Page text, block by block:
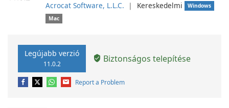
Acrocat Software, L.L.C. ❘ Kereskedelmi
Windows
Mac
Legújabb verzió
11.0.2 Biztonságos telepítése
Report a Problem